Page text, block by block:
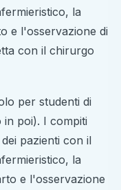
la
e l'osservazione di
con il chirurgo
per studenti di
in poi). I compiti
pazienti con il
la
e l'osservazione